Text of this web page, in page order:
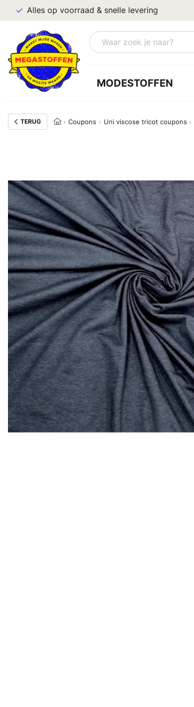
Alles op voorraad & snelle levering
MODESTOFFEN
TERUG Coupons Uni viscose tricot coupons